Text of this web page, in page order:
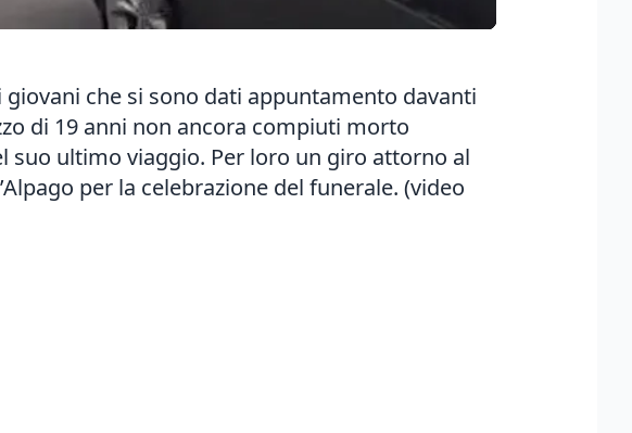
che si sono dati appuntamento davanti
di 19 anni non ancora compiuti morto
suo ultimo viaggio. Per loro un giro attorno al
per la celebrazione del funerale. (video